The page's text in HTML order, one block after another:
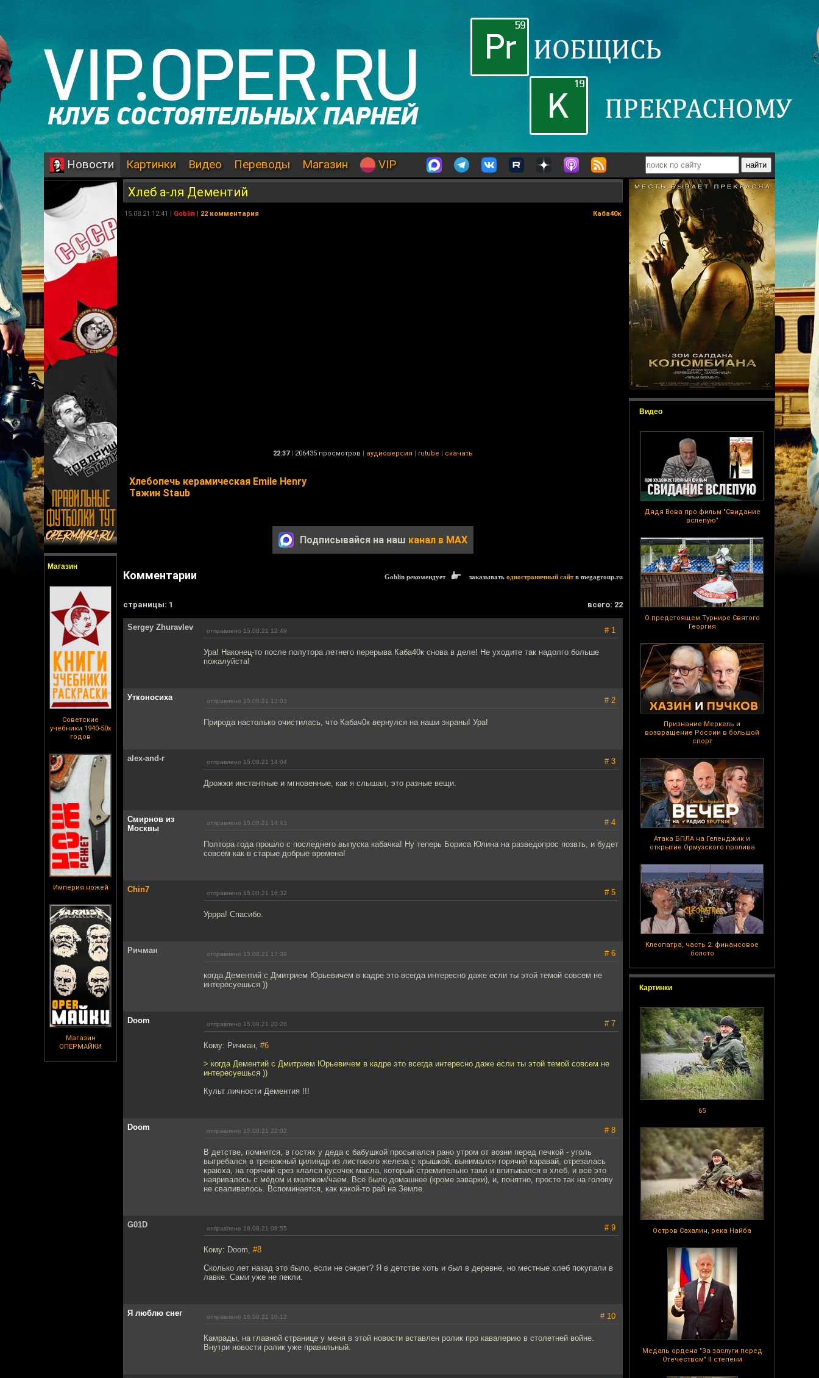
Новости Картинки Видео Переводы Магазин VIP
Магазин
Советские
учебники 1940-50х
годов
Империя ножей
Магазин
ОПЕРМАЙКИ
Видео
Дядя Вова про фильм "Свидание
вслепую"
О предстоящем Турнире Святого
Георгия
Признание Меркель и
возвращение России в большой
спорт
Атака БПЛА на Геленджик и
открытие Ормузского пролива
Клеопатра, часть 2: финансовое
болото
Картинки
65
Остров Сахалин, река Найба
Медаль ордена "За заслуги перед
Отечеством" II степени
Хлеб а-ля Дементий
15.08.21 12:41 | Goblin | 22 комментария Каба40к
22:37 | 206435 просмотров | аудиоверсия | rutube | скачать
Хлебопечь керамическая Emile Henry
Тажин Staub
Подписывайся на наш канал в MAX
Комментарии Goblin рекомендует заказывать одностраничный сайтв megagroup.ru
cтраницы: 1 всего: 22
Sergey Zhuravlev отправлено 15.08.21 12:49 # 1
Ура! Наконец-то после полутора летнего перерыва Каба40к снова в деле! Не уходите так надолго больше
пожалуйста!
Утконосиха отправлено 15.08.21 13:03 # 2
Природа настолько очистилась, что Кабач0к вернулся на наши экраны! Ура!
alex-and-r отправлено 15.08.21 14:04 # 3
Дрожжи инстантные и мгновенные, как я слышал, это разные вещи.
Смирнов из
Москвы
отправлено 15.08.21 14:43 # 4
Полтора года прошло с последнего выпуска кабачка! Ну теперь Бориса Юлина на разведопрос позвть, и будет
совсем как в старые добрые времена!
Chin7 отправлено 15.08.21 16:32 # 5
Уррра! Спасибо.
Ричман отправлено 15.08.21 17:39 # 6
когда Дементий с Дмитрием Юрьевичем в кадре это всегда интересно даже если ты этой темой совсем не
интересуешься ))
Doom отправлено 15.08.21 20:26 # 7
Кому: Ричман, #6
> когда Дементий с Дмитрием Юрьевичем в кадре это всегда интересно даже если ты этой темой совсем не
интересуешься ))
Культ личности Дементия !!!
Doom отправлено 15.08.21 22:02 # 8
В детстве, помнится, в гостях у деда с бабушкой просыпался рано утром от возни перед печкой - уголь
выгребался в треножный цилиндр из листового железа с крышкой, вынимался горячий каравай, отрезалась
краюха, на горячий срез клался кусочек масла, который стремительно таял и впитывался в хлеб, и всё это
наяривалось с мёдом и молоком/чаем. Всё было домашнее (кроме заварки), и, понятно, просто так на голову
не сваливалось. Вспоминается, как какой-то рай на Земле.
G01D отправлено 16.08.21 08:55 # 9
Кому: Doom, #8
Сколько лет назад это было, если не секрет? Я в детстве хоть и был в деревне, но местные хлеб покупали в
лавке. Сами уже не пекли.
Я люблю снег отправлено 16.08.21 10:12 # 10
Камрады, на главной странице у меня в этой новости вставлен ролик про кавалерию в столетней войне.
Внутри новости ролик уже правильный.